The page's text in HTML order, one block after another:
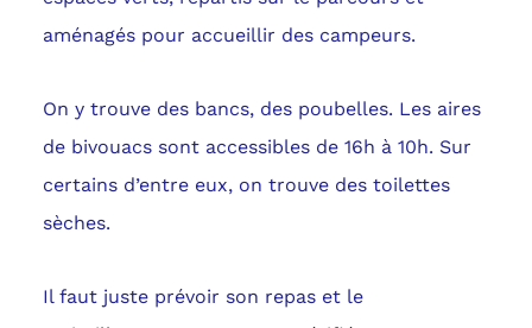
aménagés pour accueillir des campeurs.
On y trouve des bancs, des poubelles. Les aires
de bivouacs sont accessibles de 16h à 10h. Sur
certains d’entre eux, on trouve des toilettes
sèches.
Il faut juste prévoir son repas et le